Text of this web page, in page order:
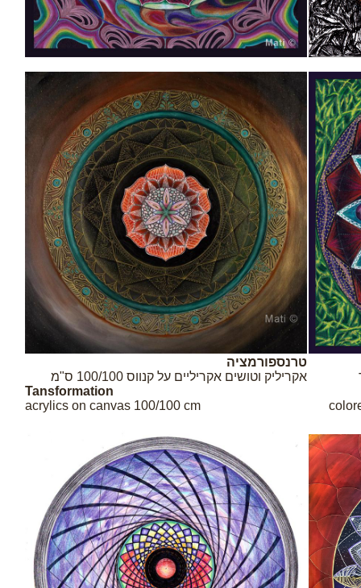
טרנספורמציה
אקריליק וטושים אקריליים על קנווס 100/100 ס"מ
Tansformation
acrylics on canvas 100/100 cm